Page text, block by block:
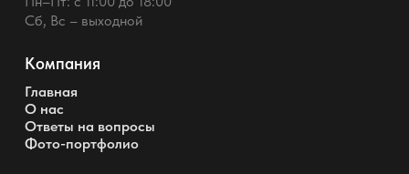
Сб, Вс – выходной
Компания
Главная
О нас
Ответы на вопросы
Фото-портфолио